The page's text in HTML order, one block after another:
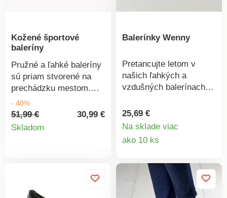
Kožené športové
baleríny
Pružné a ľahké baleríny
sú priam stvorené na
prechádzku mestom.
Zvršok a stielka z
kvalitnej kože. Vpredu a
vzadu guma. Ošetrite
- 40%
51,99 €
30,99 €
Skladom
Balerínky Wenny
Pretancujte letom v
našich ľahkých a
vzdušných balerínach s
diamantovým vzorom.
Pružná podrážka s
pamäťovej peny mäkko
a je priedušná. Módna
textilná obuv s
diamantovým vzorom.
25,69 €
Na sklade viac
ako 10 ks